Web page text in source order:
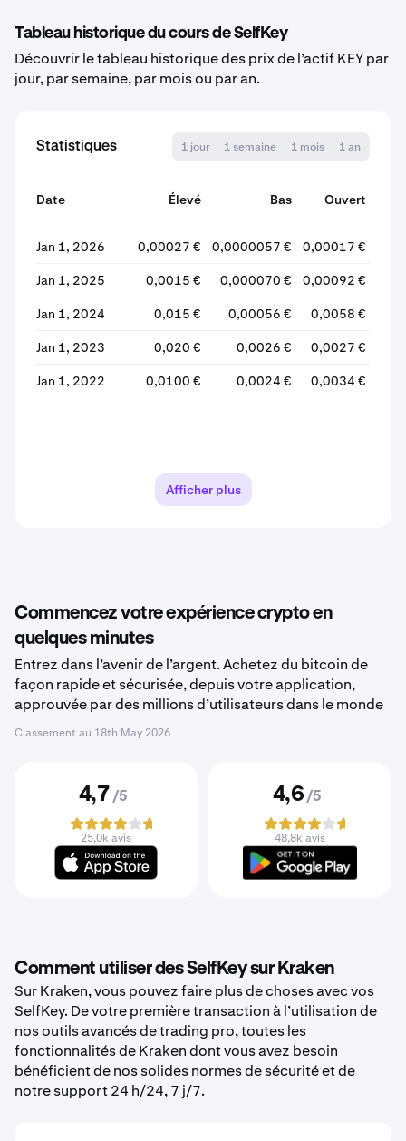
Tableau historique du cours de SelfKey
Découvrir le tableau historique des prix de l’actif KEY par
jour, par semaine, par mois ou par an.
Statistiques 1 jour 1 semaine 1 mois 1 an
Date Élevé Bas Ouvert
Jan 1, 2026 0,00027 € 0,0000057 € 0,00017 €
Jan 1, 2025 0,0015 € 0,000070 € 0,00092 €
Jan 1, 2024 0,015 € 0,00056 € 0,0058 €
Jan 1, 2023 0,020 € 0,0026 € 0,0027 €
Jan 1, 2022 0,0100 € 0,0024 € 0,0034 €
Afficher plus
Commencez votre expérience crypto en
quelques minutes
Entrez dans l’avenir de l’argent. Achetez du bitcoin de
façon rapide et sécurisée, depuis votre application,
approuvée par des millions d’utilisateurs dans le monde
Classement au 18th May 2026
4,7 /5
25,0k avis
4,6 /5
48,8k avis
Comment utiliser des SelfKey sur Kraken
Sur Kraken, vous pouvez faire plus de choses avec vos
SelfKey. De votre première transaction à l’utilisation de
nos outils avancés de trading pro, toutes les
fonctionnalités de Kraken dont vous avez besoin
bénéficient de nos solides normes de sécurité et de
notre support 24 h/24, 7 j/7.